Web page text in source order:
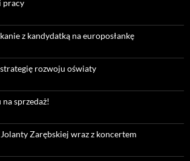
pracy
z kandydatką na europosłankę
rozwoju oświaty
na sprzedaż!
Zarębskiej wraz z koncertem